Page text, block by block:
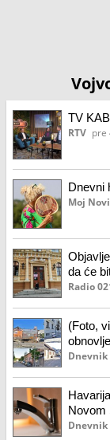
TV
RTV pre
Dnevni
Moj
da će
Radio
(Foto,
Sada,
Dnevnik
Novom
Dnevnik